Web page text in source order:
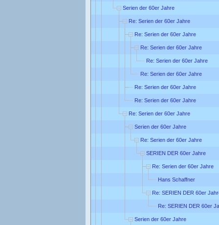
Serien der 60er Jahre
Re: Serien der 60er Jahre
Re: Serien der 60er Jahre
Re: Serien der 60er Jahre
Re: Serien der 60er Jahre
Re: Serien der 60er Jahre
Re: Serien der 60er Jahre
Re: Serien der 60er Jahre
Re: Serien der 60er Jahre
Serien der 60er Jahre
Re: Serien der 60er Jahre
SERIEN DER 60er Jahre
Re: Serien der 60er Jahre
Hans Schaffner
Re: SERIEN DER 60er
Re: SERIEN DER 60er
Serien der 60er Jahre